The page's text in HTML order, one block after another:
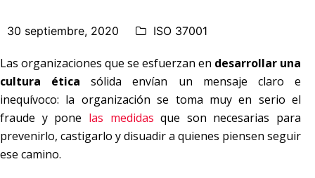
30 septiembre, 2020 ISO 37001
Las organizaciones que se esfuerzan en desarrollar una
cultura ética sólida envían un mensaje claro e
inequívoco: la organización se toma muy en serio el
fraude y pone las medidas que son necesarias para
prevenirlo, castigarlo y disuadir a quienes piensen seguir
ese camino.